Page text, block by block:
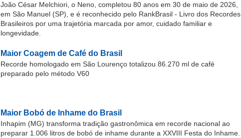
João César Melchiori, o Neno, completou 80 anos em 30 de maio de 2026,
em São Manuel (SP), e é reconhecido pelo RankBrasil - Livro dos Recordes
Brasileiros por uma trajetória marcada por amor, cuidado familiar e
longevidade.
Maior Coagem de Café do Brasil
Recorde homologado em São Lourenço totalizou 86.270 ml de café
preparado pelo método V60
Maior Bobó de Inhame do Brasil
Inhapim (MG) transforma tradição gastronômica em recorde nacional ao
preparar 1.006 litros de bobó de inhame durante a XXVIII Festa do Inhame.